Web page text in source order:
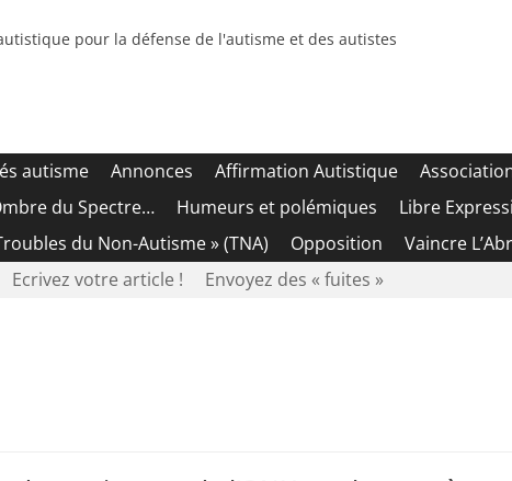
pour la défense de l'autisme et des autistes
autisme Annonces Affirmation Autistique
du Spectre… Humeurs et polémiques
Libre
du Non-Autisme » (TNA)
Opposition Vaincre
Ecrivez votre article ! Envoyez des « fuites »